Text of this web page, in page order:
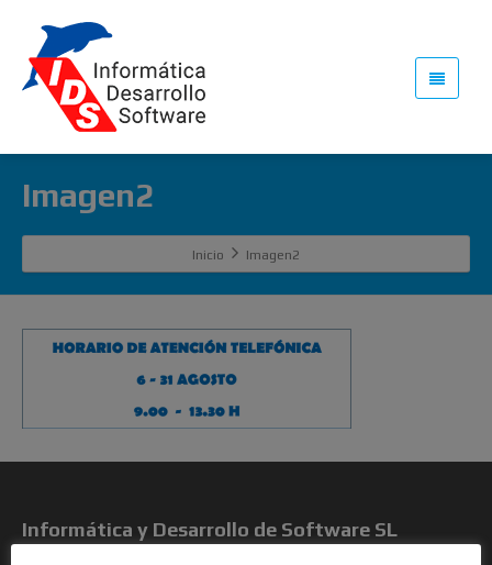
Imagen2
Inicio Imagen2
Informática y Desarrollo de Software SL